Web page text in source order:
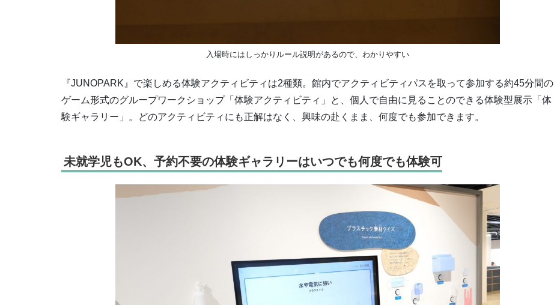
入場時にはしっかりルール説明があるので、わかりやすい
『JUNOPARK』で楽しめる体験アクティビティは2種類。館内でアクティビティパスを取って参加する約45分間の
ゲーム形式のグループワークショップ「体験アクティビティ」と、個人で自由に見ることのできる体験型展示「体
験ギャラリー」。どのアクティビティにも正解はなく、興味の赴くまま、何度でも参加できます。
未就学児もOK、予約不要の体験ギャラリーはいつでも何度でも体験可